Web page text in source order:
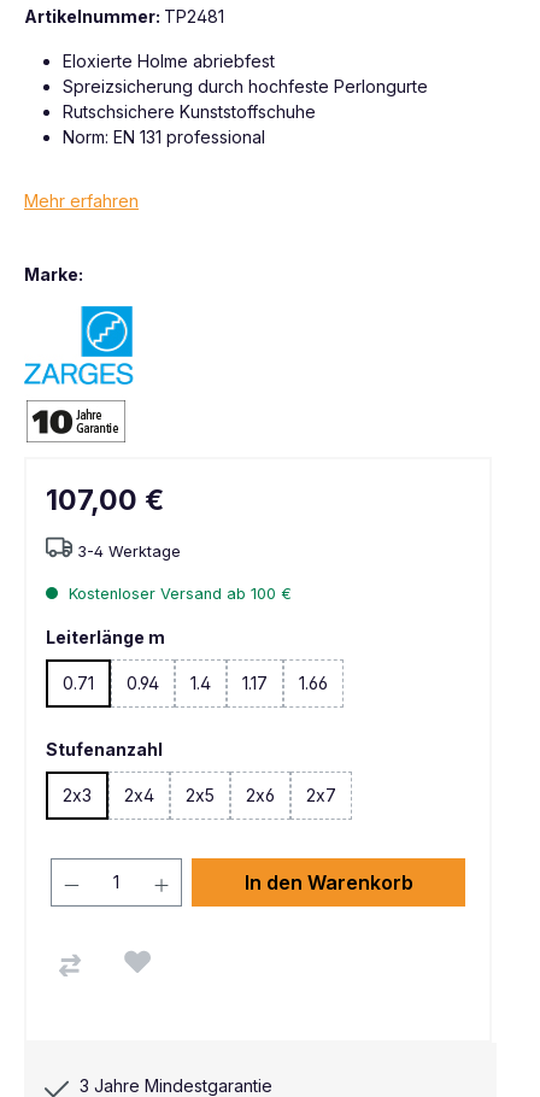
Artikelnummer: TP2481
Eloxierte Holme abriebfest
Spreizsicherung durch hochfeste Perlongurte
Rutschsichere Kunststoffschuhe
Norm: EN 131 professional
Mehr erfahren
Marke:
107,00 €
3-4 Werktage
Kostenloser Versand ab 100 €
Leiterlänge m
0.71 0.94 1.4 1.17 1.66
Stufenanzahl
2x3 2x4 2x5 2x6 2x7
In den Warenkorb
3 Jahre Mindestgarantie